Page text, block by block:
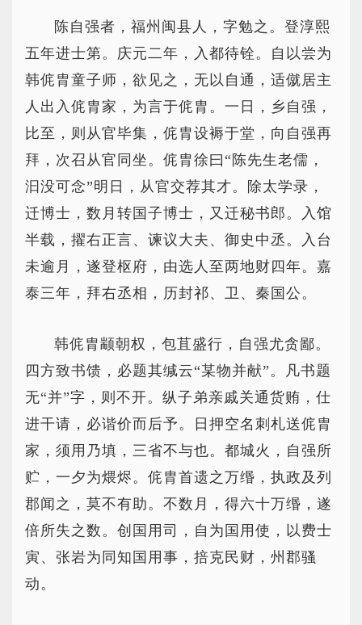
陈自强者，福州闽县人，字勉之。登淳熙
五年进士第。庆元二年，入都待铨。自以尝为
韩侂胄童子师，欲见之，无以自通，适僦居主
人出入侂胄家，为言于侂胄。一日，乡自强，
比至，则从官毕集，侂胄设褥于堂，向自强再
拜，次召从官同坐。侂胄徐曰“陈先生老儒，
汩没可念”明日，从官交荐其才。除太学录，
迁博士，数月转国子博士，又迁秘书郎。入馆
半载，擢右正言、谏议大夫、御史中丞。入台
未逾月，遂登枢府，由选人至两地财四年。嘉
泰三年，拜右丞相，历封祁、卫、秦国公。
韩侂胄颛朝权，包苴盛行，自强尤贪鄙。
四方致书馈，必题其缄云“某物并献”。凡书题
无“并”字，则不开。纵子弟亲戚关通货贿，仕
进干请，必谐价而后予。日押空名刺札送侂胄
家，须用乃填，三省不与也。都城火，自强所
贮，一夕为煨烬。侂胄首遗之万缗，执政及列
郡闻之，莫不有助。不数月，得六十万缗，遂
倍所失之数。创国用司，自为国用使，以费士
寅、张岩为同知国用事，掊克民财，州郡骚
动。